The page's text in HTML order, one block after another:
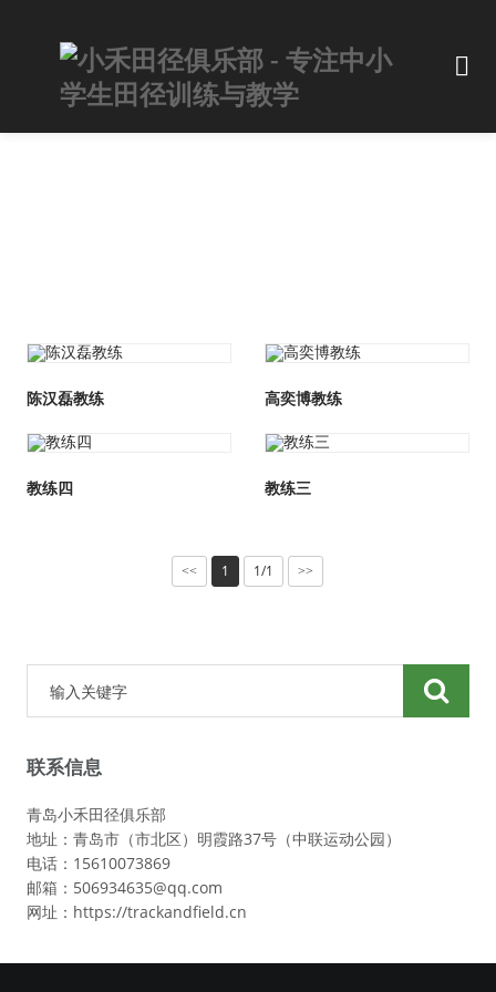
陈汉磊教练 高奕博教练
教练四 教练三
<< 1 1/1 >>
联系信息
青岛小禾田径俱乐部
地址：青岛市（市北区）明霞路37号（中联运动公园）
电话：15610073869
邮箱：506934635@qq.com
网址：https://trackandfield.cn